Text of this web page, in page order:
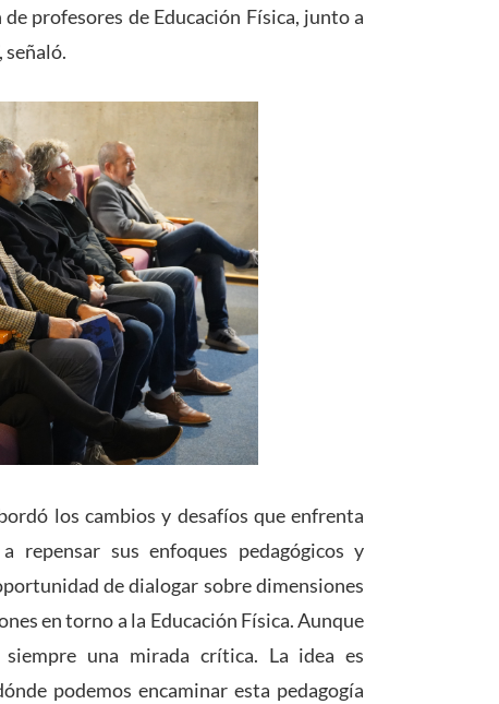
profesores de Educación Física, junto a
señaló.
los cambios y desafíos que enfrenta
repensar sus enfoques pedagógicos y
de dialogar sobre dimensiones
en torno a la Educación Física. Aunque
una mirada crítica. La idea es
podemos encaminar esta pedagogía